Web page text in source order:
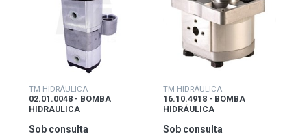
TM HIDRÁULICA
02.01.0048 - BOMBA
HIDRAULICA
Sob consulta
TM HIDRÁULICA
16.10.4918 - BOMBA
HIDRÁULICA
Sob consulta